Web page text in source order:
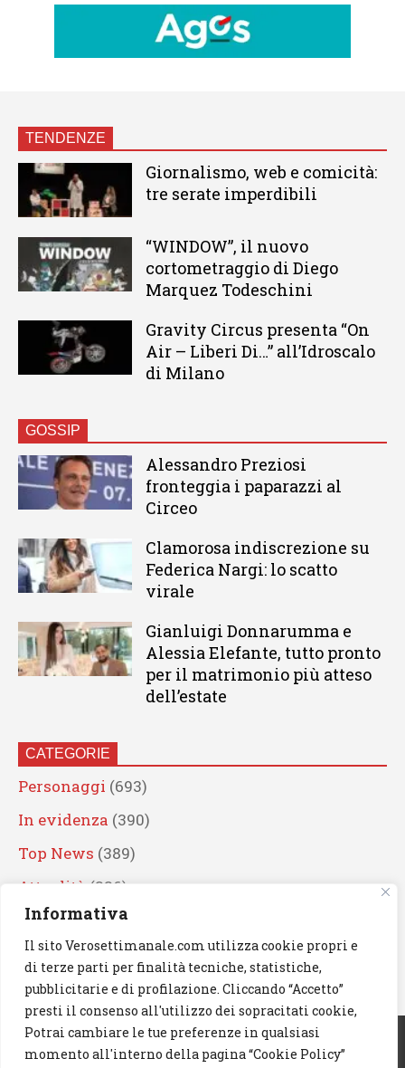
Informativa
Il sito Verosettimanale.com utilizza cookie propri e
di terze parti per finalità tecniche, statistiche,
pubblicitarie e di profilazione. Cliccando “Accetto”
presti il consenso all'utilizzo dei sopracitati cookie,
Potrai cambiare le tue preferenze in qualsiasi
momento all'interno della pagina “Cookie Policy”
TENDENZE
Giornalismo, web e comicità:
tre serate imperdibili
“WINDOW”, il nuovo
cortometraggio di Diego
Marquez Todeschini
Gravity Circus presenta “On
Air – Liberi Di…” all’Idroscalo
di Milano
GOSSIP
Alessandro Preziosi
fronteggia i paparazzi al
Circeo
Clamorosa indiscrezione su
Federica Nargi: lo scatto
virale
Gianluigi Donnarumma e
Alessia Elefante, tutto pronto
per il matrimonio più atteso
dell’estate
CATEGORIE
Personaggi (693)
In evidenza (390)
Top News (389)
Attualità (336)
Eventi(331)
Artisti (241)
News(239)
Cerca